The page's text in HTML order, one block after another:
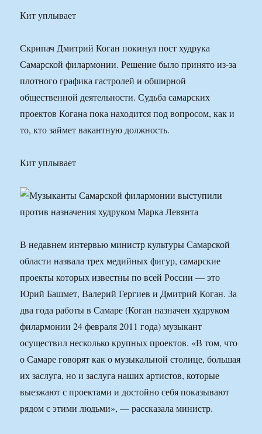
Кит уплывает
Скрипач Дмитрий Коган покинул пост худрука
Самарской филармонии. Решение было принято из-за
плотного графика гастролей и обширной
общественной деятельности. Судьба самарских
проектов Когана пока находится под вопросом, как и
то, кто займет вакантную должность.
Кит уплывает
В недавнем интервью министр культуры Самарской
области назвала трех медийных фигур, самарские
проекты которых известны по всей России — это
Юрий Башмет, Валерий Гергиев и Дмитрий Коган. За
два года работы в Самаре (Коган назначен худруком
филармонии 24 февраля 2011 года) музыкант
осуществил несколько крупных проектов. «В том, что
о Самаре говорят как о музыкальной столице, большая
их заслуга, но и заслуга наших артистов, которые
выезжают с проектами и достойно себя показывают
рядом с этими людьми», — рассказала министр.